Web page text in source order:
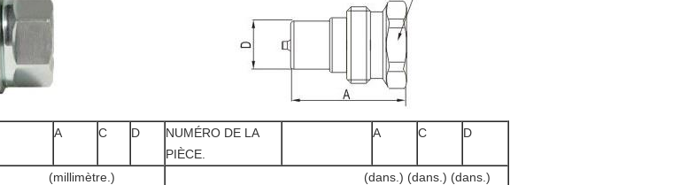
A C D
NUMÉRO DE LA
PIÈCE.
A C D
(dans.) (dans.) (dans.)